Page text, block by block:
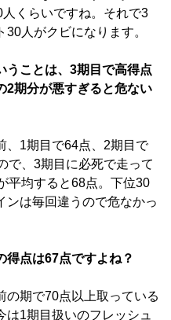
くらいですね。それで3
人がクビになります。
ことは、3期目で高得点
2期分が悪すぎると危ない
、1期目で64点、2期目で
で、3期目に必死で走って
平均すると68点。下位30
ンは毎回違うので危なかっ
点は67点ですよね？
の期で70点以上取っている
は1期目扱いのフレッシュ